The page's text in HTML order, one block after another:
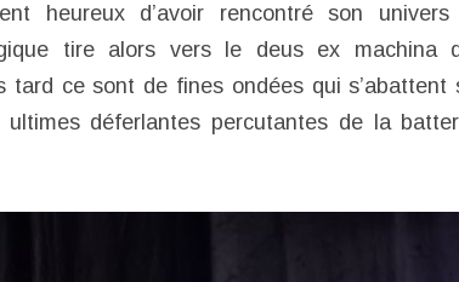
heureux d’avoir rencontré son univers
tire alors vers le deus ex machina
tard ce sont de fines ondées qui s’abattent
déferlantes percutantes de la